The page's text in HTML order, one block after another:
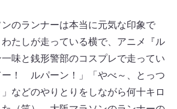
のランナーは本当に元気な印象で
たしが走っている横で、アニメ『ル
味と銭形警部のコスプレで走ってい
ー！ ルパーン！」「やべ～、とっつ
などのやりとりをしながら何十キロ